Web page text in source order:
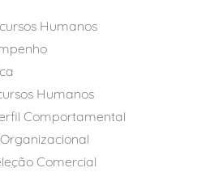
Humanos
Humanos
Comportamental
Comercial